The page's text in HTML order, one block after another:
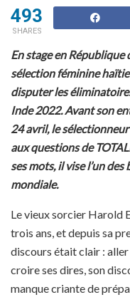
493
SHARES
En stage en
sélection féminine
disputer les
Inde 2022. Avant son
24 avril, le
aux questions de
ses mots, il vise l’un
mondiale.
Le vieux sorcier Harold
trois ans, et depuis sa
discours était clair :
croire ses dires, son
manque criante de